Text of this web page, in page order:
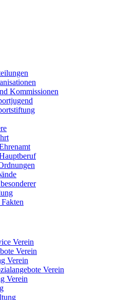
Kommissionen
Verein
Verein
Verein
Verein
Verein